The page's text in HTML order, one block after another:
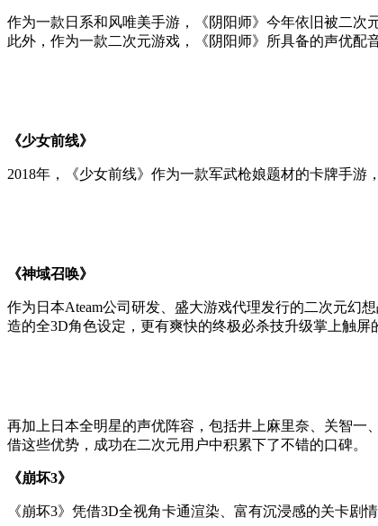
作为一款日系和风唯美手游，《阴阳师》今年依旧被二次
此外，作为一款二次元游戏，《阴阳师》所具备的声优配
《少女前线》
2018年，《少女前线》作为一款军武枪娘题材的卡牌手
《神域召唤》
作为日本Ateam公司研发、盛大游戏代理发行的二次元幻
造的全3D角色设定，更有爽快的终极必杀技升级掌上触屏
再加上日本全明星的声优阵容，包括井上麻里奈、关智一
借这些优势，成功在二次元用户中积累下了不错的口碑。
《崩坏3》
《崩坏3》凭借3D全视角卡通渲染、富有沉浸感的关卡剧